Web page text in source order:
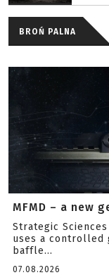
BROŃ PALNA
MFMD – a new
Strategic
uses a controlled
baffle...
07.08.2026